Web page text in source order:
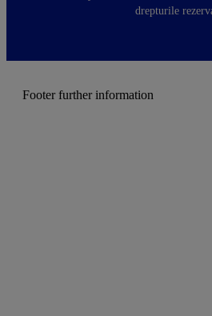
e
drepturile
Footer further information